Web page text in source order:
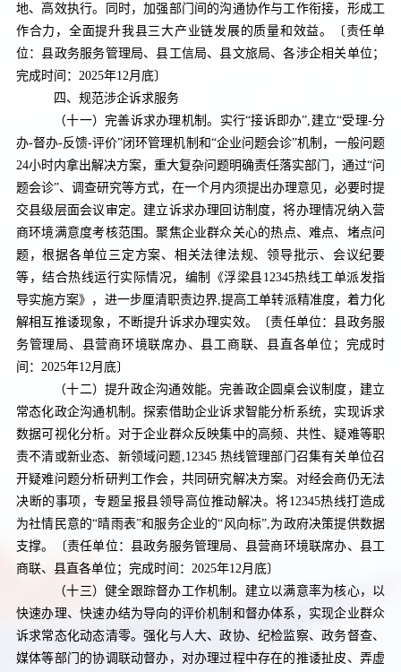
地、高效执行。同时，加强部门间的沟通协作与工作衔接，形成工
作合力，全面提升我县三大产业链发展的质量和效益。
〔责任单
位：县政务服务管理局、县工信局、县文旅局、各涉企相关单位；
完成时间： 2025年12 月底〕
四、规范涉企诉求服务
（十一）完善诉求办理机制。 实行“接诉即办” 建立“受理-分
办-督办-反馈-评价”闭环管理机制和“企业问题会诊”机制，一般问题
24小时内拿出解决方案，重大复杂问题明确责任落实部门，通过“问
题会诊”、调查研究等方式，在一个月内须提出办理意见，必要时提
交县级层面会议审定。建立诉求办理回访制度，将办理情况纳入营
商环境满意度考核范围。聚焦企业群众关心的热点、难点、堵点问
题，根据各单位三定方案、相关法律法规、领导批示、会议纪要
等，结合热线运行实际情况，编制《浮梁县12345热线工单派发指
导实施方案》 ， 进一步厘清职责边界 ,提高工单转派精准度，着力化
解相互推诿现象，不断提升诉求办理实效。
〔责任单位：县政务服
务管理局、县营商环境联席办、县工商联、县直各单位；完成时
间： 2025年12 月底〕
（十二）提升政企沟通效能。完善政企圆桌会议制度，建立
常态化政企沟通机制。探索借助企业诉求智能分析系统，实现诉求
数据可视化分析。 对于企业群众反映集中的高频、共性、疑难等职
责不清或新业态、新领域问题 ,12345 热线管理部门召集有关单位召
开疑难问题分析研判工作会，共同研究解决方案。对经会商仍无法
决断的事项，专题呈报县领导高位推动解决。 将12345热线打造成
为社情民意的“晴雨表”和服务企业的“风向标” 为政府决策提供数据
支撑。
〔责任单位：县政务服务管理局、县营商环境联席办、县工
商联、县直各单位；完成时间： 2025年12 月底〕
（十三）健全跟踪督办工作机制。 建立以满意率为核心，以
快速办理、快速办结为导向的评价机制和督办体系，实现企业群众
诉求常态化动态清零。强化与人大、政协、纪检监察、政务督查、
媒体等部门的协调联动督办，对办理过程中存在的推诿扯皮、弄虚